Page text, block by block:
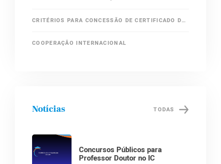
CRITÉRIOS PARA CONCESSÃO DE CERTIFICADO DE APERFEIÇOAMENTO
COOPERAÇÃO INTERNACIONAL
Notícias TODAS
Concursos Públicos para
Professor Doutor no IC